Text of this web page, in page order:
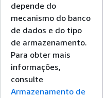
depende do
mecanismo do banco
de dados e do tipo
de armazenamento.
Para obter mais
informações,
consulte
Armazenamento de